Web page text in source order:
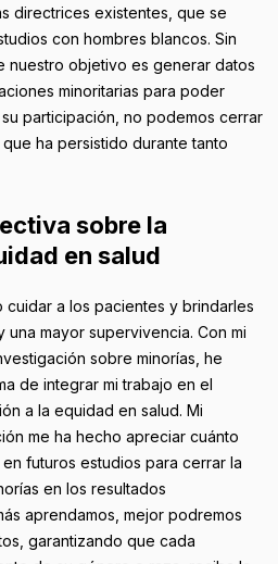
directrices existentes, que se
con hombres blancos. Sin
nuestro objetivo es generar datos
minoritarias para poder
participación, no podemos cerrar
ha persistido durante tanto
sobre la
en salud
cuidar a los pacientes y brindarles
mayor supervivencia. Con mi
sobre minorías, he
de integrar mi trabajo en el
a la equidad en salud. Mi
me ha hecho apreciar cuánto
futuros estudios para cerrar la
en los resultados
aprendamos, mejor podremos
garantizando que cada